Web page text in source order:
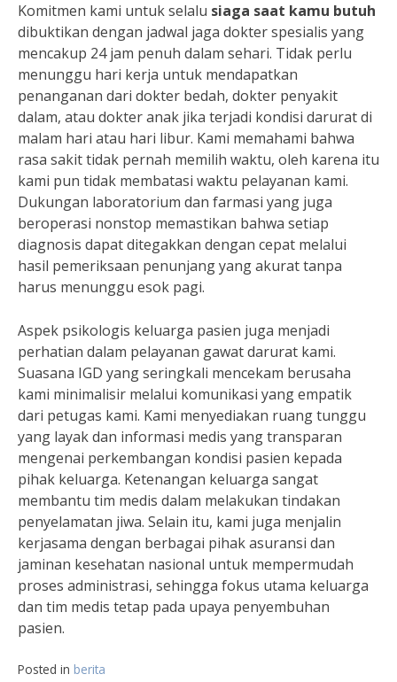
Komitmen kami untuk selalu siaga saat kamu butuh
dibuktikan dengan jadwal jaga dokter spesialis yang
mencakup 24 jam penuh dalam sehari. Tidak perlu
menunggu hari kerja untuk mendapatkan
penanganan dari dokter bedah, dokter penyakit
dalam, atau dokter anak jika terjadi kondisi darurat di
malam hari atau hari libur. Kami memahami bahwa
rasa sakit tidak pernah memilih waktu, oleh karena itu
kami pun tidak membatasi waktu pelayanan kami.
Dukungan laboratorium dan farmasi yang juga
beroperasi nonstop memastikan bahwa setiap
diagnosis dapat ditegakkan dengan cepat melalui
hasil pemeriksaan penunjang yang akurat tanpa
harus menunggu esok pagi.
Aspek psikologis keluarga pasien juga menjadi
perhatian dalam pelayanan gawat darurat kami.
Suasana IGD yang seringkali mencekam berusaha
kami minimalisir melalui komunikasi yang empatik
dari petugas kami. Kami menyediakan ruang tunggu
yang layak dan informasi medis yang transparan
mengenai perkembangan kondisi pasien kepada
pihak keluarga. Ketenangan keluarga sangat
membantu tim medis dalam melakukan tindakan
penyelamatan jiwa. Selain itu, kami juga menjalin
kerjasama dengan berbagai pihak asuransi dan
jaminan kesehatan nasional untuk mempermudah
proses administrasi, sehingga fokus utama keluarga
dan tim medis tetap pada upaya penyembuhan
pasien.
Posted in berita